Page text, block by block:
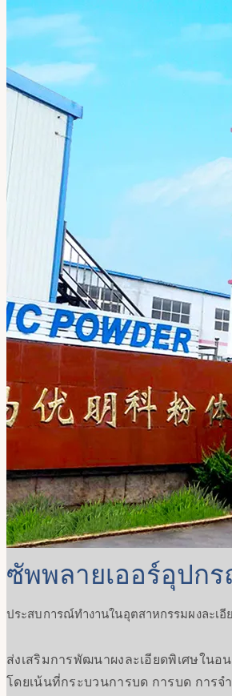
ซัพพลายเออร์อุปกร
ประสบการณ์ทำงานในอุตสาหกรรมผงละเอี
ส่งเสริมการพัฒนาผงละเอียดพิเศษในอ
โดยเน้นที่กระบวนการบด การบด การจ